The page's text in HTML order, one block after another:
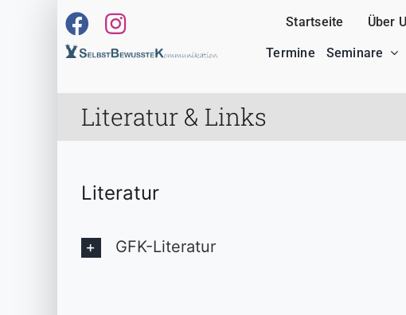
Startseite Über
Termine Seminare
Literatur & Links
Literatur
GFK-Literatur